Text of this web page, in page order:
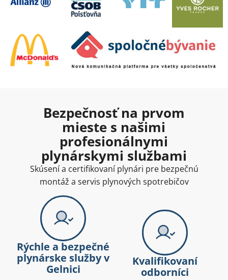
Bezpečnosť na prvom
mieste s našimi
profesionálnymi
plynárskymi službami
Skúsení a certifikovaní plynári pre bezpečnú
montáž a servis plynových spotrebičov
Rýchle a bezpečné
plynárske služby v
Gelnici
Kvalifikovaní
odborníci